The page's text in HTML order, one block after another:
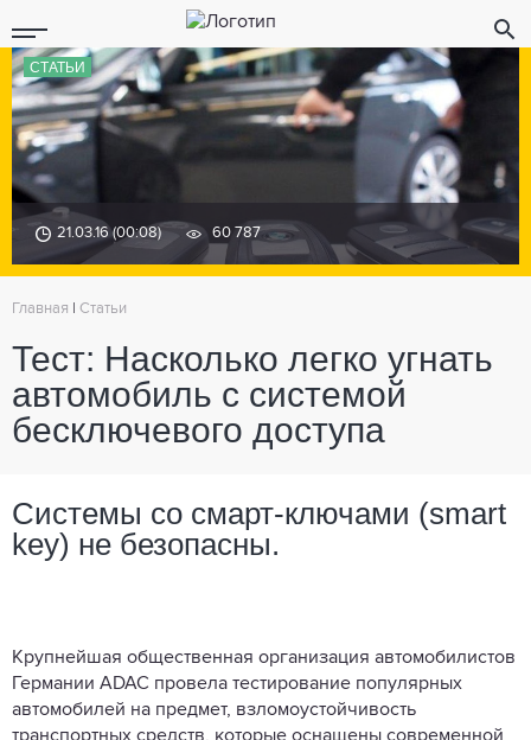
СТАТЬИ
21.03.16 (00:08) 60 787
Главная Статьи
Тест: Насколько легко угнать
автомобиль с системой
бесключевого доступа
Системы со смарт-ключами (smart
key) не безопасны.
Крупнейшая общественная организация автомобилистов
Германии ADAC провела тестирование популярных
автомобилей на предмет, взломоустойчивость